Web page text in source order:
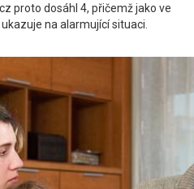
proto dosáhl 4, přičemž jako ve
na alarmující situaci.